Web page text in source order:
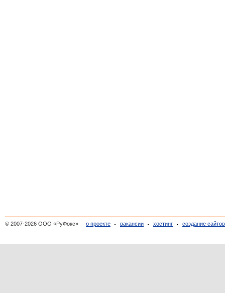
© 2007-2026 ООО «РуФокс» о проекте вакансии хостинг создание сайтов